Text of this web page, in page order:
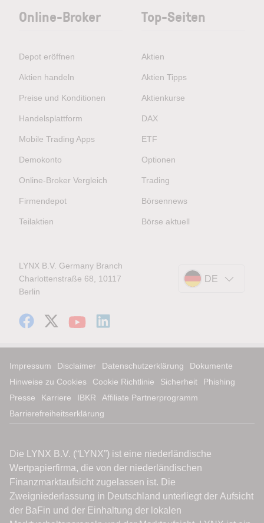
Online-Broker
Depot eröffnen
Aktien handeln
Preise und Konditionen
Handelsplattform
Mobile Trading Apps
Demokonto
Online-Broker Vergleich
Firmendepot
Teilaktien
Top-Seiten
Aktien
Aktien Tipps
Aktienkurse
DAX
ETF
Optionen
Trading
Börsennews
Börse aktuell
LYNX B.V. Germany Branch
Charlottenstraße 68, 10117
Berlin
DE
Impressum Disclaimer Datenschutzerklärung
Dokumente
Hinweise zu Cookies
Cookie Richtlinie Sicherheit
Phishing
Presse
Karriere IBKR
Affiliate Partnerprogramm
Barrierefreiheitserklärung